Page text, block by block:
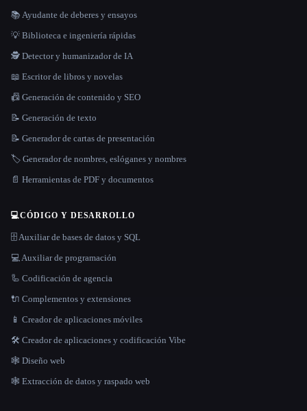
📚 Ayudante de deberes y ensayos
💡 Biblioteca e ingeniería rápidas
🕵️ Detector y humanizador de IA
📖 Escritor de libros y novelas
📠 Generación de contenido y SEO
📝 Generación de texto
📝 Generador de cartas de presentación
🏷️ Generador de nombres, eslóganes y nombres
📄 Herramientas de PDF y documentos
💻CÓDIGO Y DESARROLLO
🗄️ Auxiliar de bases de datos y SQL
💻 Auxiliar de programación
🦾 Codificación de agencia
🔌 Complementos y extensiones
📱 Creador de aplicaciones móviles
🛠️ Creador de aplicaciones y codificación Vibe
🕸 Diseño web
🕸️ Extracción de datos y raspado web